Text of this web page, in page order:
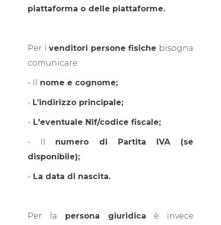
piattaforma o delle piattaforme.
Per ivenditori persone fisiche bisogna
comunicare:
- Il nome e cognome;
- L’indirizzo principale;
- L'eventuale Nif/codice fiscale;
- Il numero di Partita IVA (se
disponibile);
- La data di nascita.
Per la persona giuridica è invece